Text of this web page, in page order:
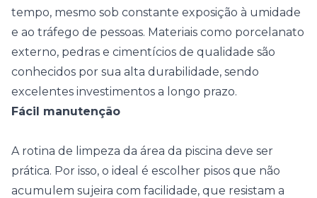
tempo, mesmo sob constante exposição à umidade
e ao tráfego de pessoas. Materiais como porcelanato
externo, pedras e cimentícios de qualidade são
conhecidos por sua alta durabilidade, sendo
excelentes investimentos a longo prazo.
Fácil manutenção
A rotina de limpeza da área da piscina deve ser
prática. Por isso, o ideal é escolher pisos que não
acumulem sujeira com facilidade, que resistam a